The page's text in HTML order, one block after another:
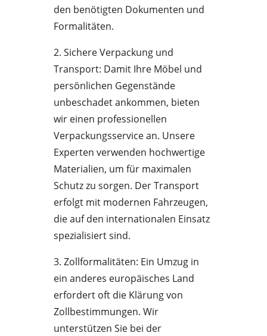
den benötigten Dokumenten und
Formalitäten.
2. Sichere Verpackung und
Transport: Damit Ihre Möbel und
persönlichen Gegenstände
unbeschadet ankommen, bieten
wir einen professionellen
Verpackungsservice an. Unsere
Experten verwenden hochwertige
Materialien, um für maximalen
Schutz zu sorgen. Der Transport
erfolgt mit modernen Fahrzeugen,
die auf den internationalen Einsatz
spezialisiert sind.
3. Zollformalitäten: Ein Umzug in
ein anderes europäisches Land
erfordert oft die Klärung von
Zollbestimmungen. Wir
unterstützen Sie bei der